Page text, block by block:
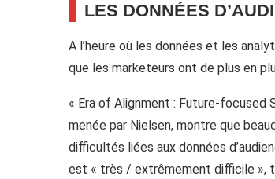
LES DONNÉES
A l’heure où les données et les
que les marketeurs ont de plus en
« Era of Alignment : Future-focused
menée par Nielsen, montre que
difficultés liées aux données
est « très / extrêmement difficile »,